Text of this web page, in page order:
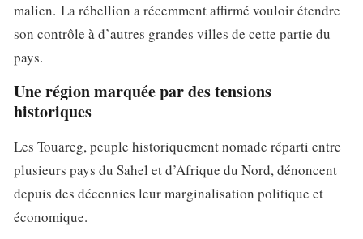
malien. La rébellion a récemment affirmé vouloir étendre
son contrôle à d’autres grandes villes de cette partie du
pays.
Une région marquée par des tensions
historiques
Les Touareg, peuple historiquement nomade réparti entre
plusieurs pays du Sahel et d’Afrique du Nord, dénoncent
depuis des décennies leur marginalisation politique et
économique.